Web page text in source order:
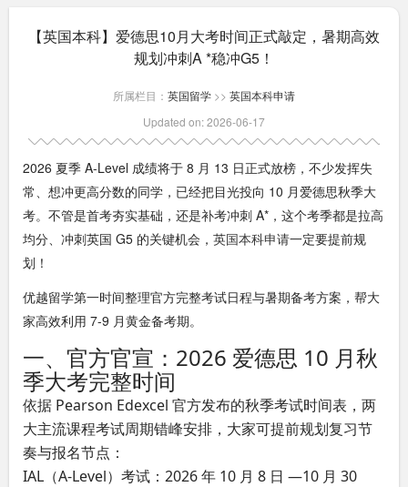
【英国本科】爱德思10月大考时间正式敲定，暑期高效
规划冲刺A *稳冲G5！
所属栏目： 英国留学 >> 英国本科申请
Updated on: 2026-06-17
2026 夏季 A-Level 成绩将于 8 月 13 日正式放榜，不少发挥失
常、想冲更高分数的同学，已经把目光投向 10 月爱德思秋季大
考。不管是首考夯实基础，还是补考冲刺 A*，这个考季都是拉高
均分、冲刺英国 G5 的关键机会， 英国本科申请一定要提前规
划！
优越留学第一时间整理官方完整考试日程与暑期备考方案，帮大
家高效利用 7-9 月黄金备考期。
一、官方官宣：2026 爱德思 10 月秋
季大考完整时间
依据 Pearson Edexcel 官方发布的秋季考试时间表，两
大主流课程考试周期错峰安排，大家可提前规划复习节
奏与报名节点：
IAL（A-Level）考试 ：2026 年 10 月 8 日 —10 月 30